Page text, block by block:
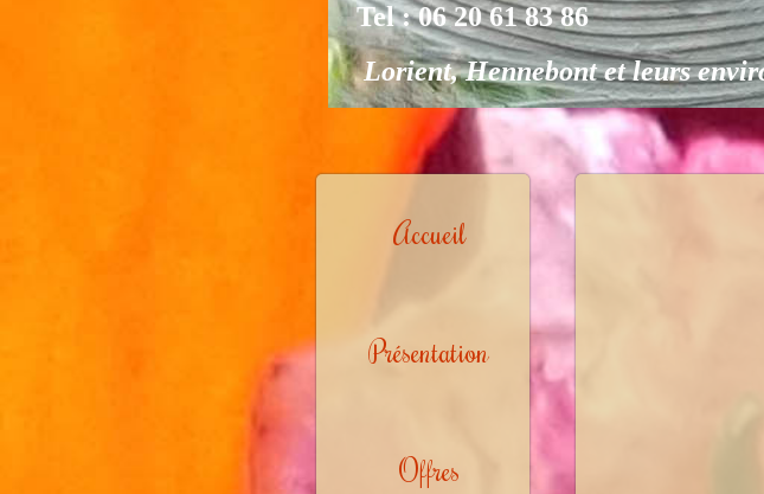
Tel : 06 20 61 83 86
Lorient, Hennebont et leurs
Accueil
Présentation
Offres